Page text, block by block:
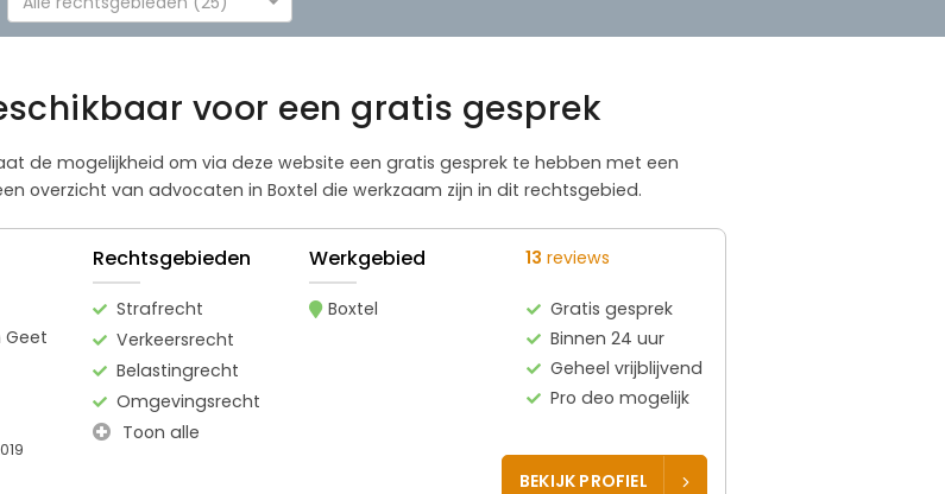
voor een gratis gesprek
de mogelijkheid om via deze website een gratis gesprek te hebben met een
overzicht van advocaten in Boxtel die werkzaam zijn in dit rechtsgebied.
Geet
Rechtsgebieden
Strafrecht
Verkeersrecht
Belastingrecht
Omgevingsrecht
Toon alle
Werkgebied
Boxtel
13 reviews
Gratis gesprek
Binnen 24 uur
Geheel vrijblijvend
Pro deo mogelijk
BEKIJK PROFIEL